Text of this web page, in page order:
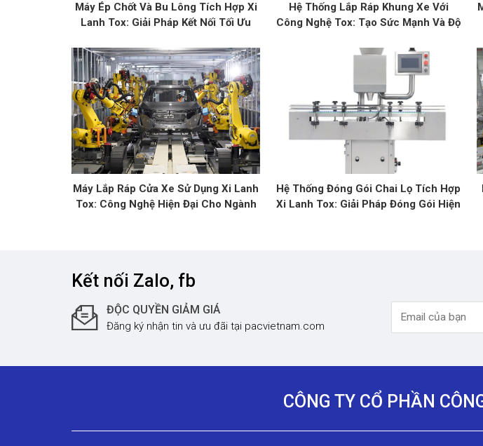
Máy Ép Chốt Và Bu Lông Tích Hợp Xi
Lanh Tox: Giải Pháp Kết Nối Tối Ưu
Hệ Thống Lắp Ráp Khung Xe Với
Công Nghệ Tox: Tạo Sức Mạnh Và Độ
Máy Lắp Ráp Cửa Xe Sử Dụng Xi Lanh
Tox: Công Nghệ Hiện Đại Cho Ngành
Hệ Thống Đóng Gói Chai Lọ Tích Hợp
Xi Lanh Tox: Giải Pháp Đóng Gói Hiện
Kết nối Zalo, fb
ĐỘC QUYỀN GIẢM GIÁ
Đăng ký nhận tin và ưu đãi tại pacvietnam.com
CÔNG TY CỔ PHẦN